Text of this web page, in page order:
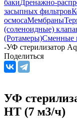
бакиДренажно-
засыпных фильтров
осмосаМембраны
(соленоидные)
(Ротамеры)Сменные
-УФ стерилизатор
Поделиться
УФ
HT (7 м3/ч)